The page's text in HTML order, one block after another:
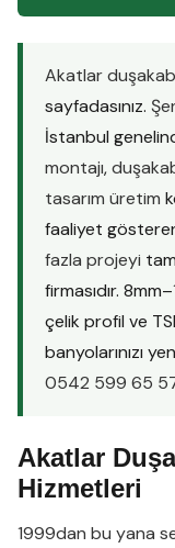
Akatlar
sayfadasınız.
İstanbul
montajı,
tasarım üretim
faaliyet
fazla projeyi
firmasıdır.
çelik profil ve
banyolarınızı
0542 599 65
Akatlar
Hizmetleri
1999dan bu yana